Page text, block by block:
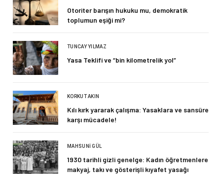
Otoriter barışın hukuku mu, demokratik
toplumun eşiği mi?
TUNCAY YILMAZ
Yasa Teklifi ve “bin kilometrelik yol”
KORKUT AKIN
Kılı kırk yararak çalışma: Yasaklara ve sansüre
karşı mücadele!
MAHSUNI GÜL
1930 tarihli gizli genelge: Kadın öğretmenlere
makyaj, takı ve gösterişli kıyafet yasağı